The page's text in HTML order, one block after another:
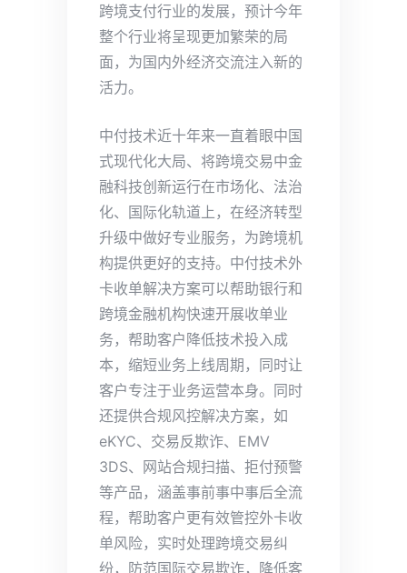
跨境支付行业的发展，预计今年
整个行业将呈现更加繁荣的局
面，为国内外经济交流注入新的
活力。
中付技术近十年来一直着眼中国
式现代化大局、将跨境交易中金
融科技创新运行在市场化、法治
化、国际化轨道上，在经济转型
升级中做好专业服务，为跨境机
构提供更好的支持。中付技术外
卡收单解决方案可以帮助银行和
跨境金融机构快速开展收单业
务，帮助客户降低技术投入成
本，缩短业务上线周期，同时让
客户专注于业务运营本身。同时
还提供合规风控解决方案，如
eKYC、交易反欺诈、EMV
3DS、网站合规扫描、拒付预警
等产品，涵盖事前事中事后全流
程，帮助客户更有效管控外卡收
单风险，实时处理跨境交易纠
纷，防范国际交易欺诈，降低客